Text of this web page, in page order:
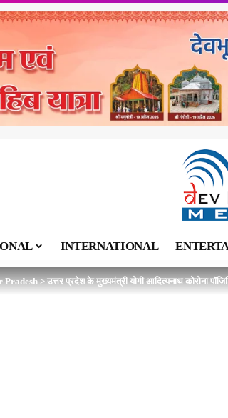
INTERNATIONAL
Pradesh>उत्तर प्रदेश के मुख्यमंत्री योगी आदित्यनाथ कोरोना